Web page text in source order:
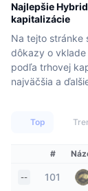
Výnosy
Prehľad
Rastúce
Burzy
Komunita
Témy
Krypto
Produkty
Najlepšie
kapitalizácie
Na tejto stránke
dôkazy o
podľa trhovej
najväčšia a
Top
#
-- 101